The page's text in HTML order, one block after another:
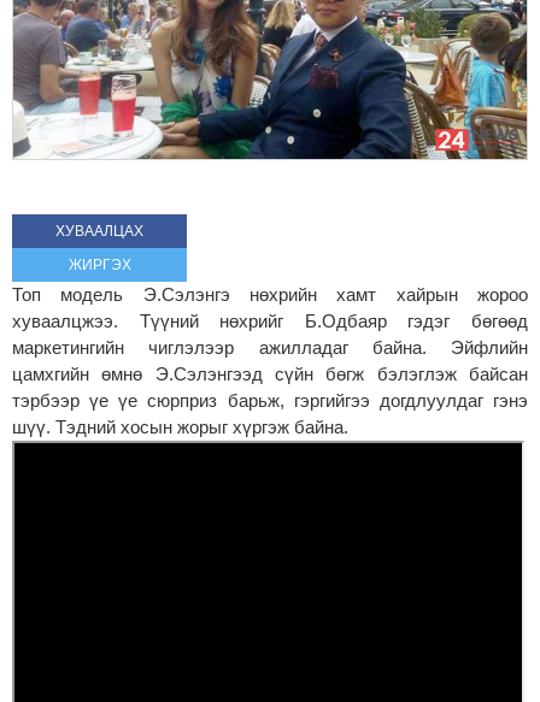
ХУВААЛЦАХ
ЖИРГЭХ
Топ модель Э.Сэлэнгэ нөхрийн хамт хайрын жороо
хуваалцжээ. Түүний нөхрийг Б.Одбаяр гэдэг бөгөөд
маркетингийн чиглэлээр ажилладаг байна. Эйфлийн
цамхгийн өмнө Э.Сэлэнгээд сүйн бөгж бэлэглэж байсан
тэрбээр үе үе сюрприз барьж, гэргийгээ догдлуулдаг гэнэ
шүү. Тэдний хосын жорыг хүргэж байна.